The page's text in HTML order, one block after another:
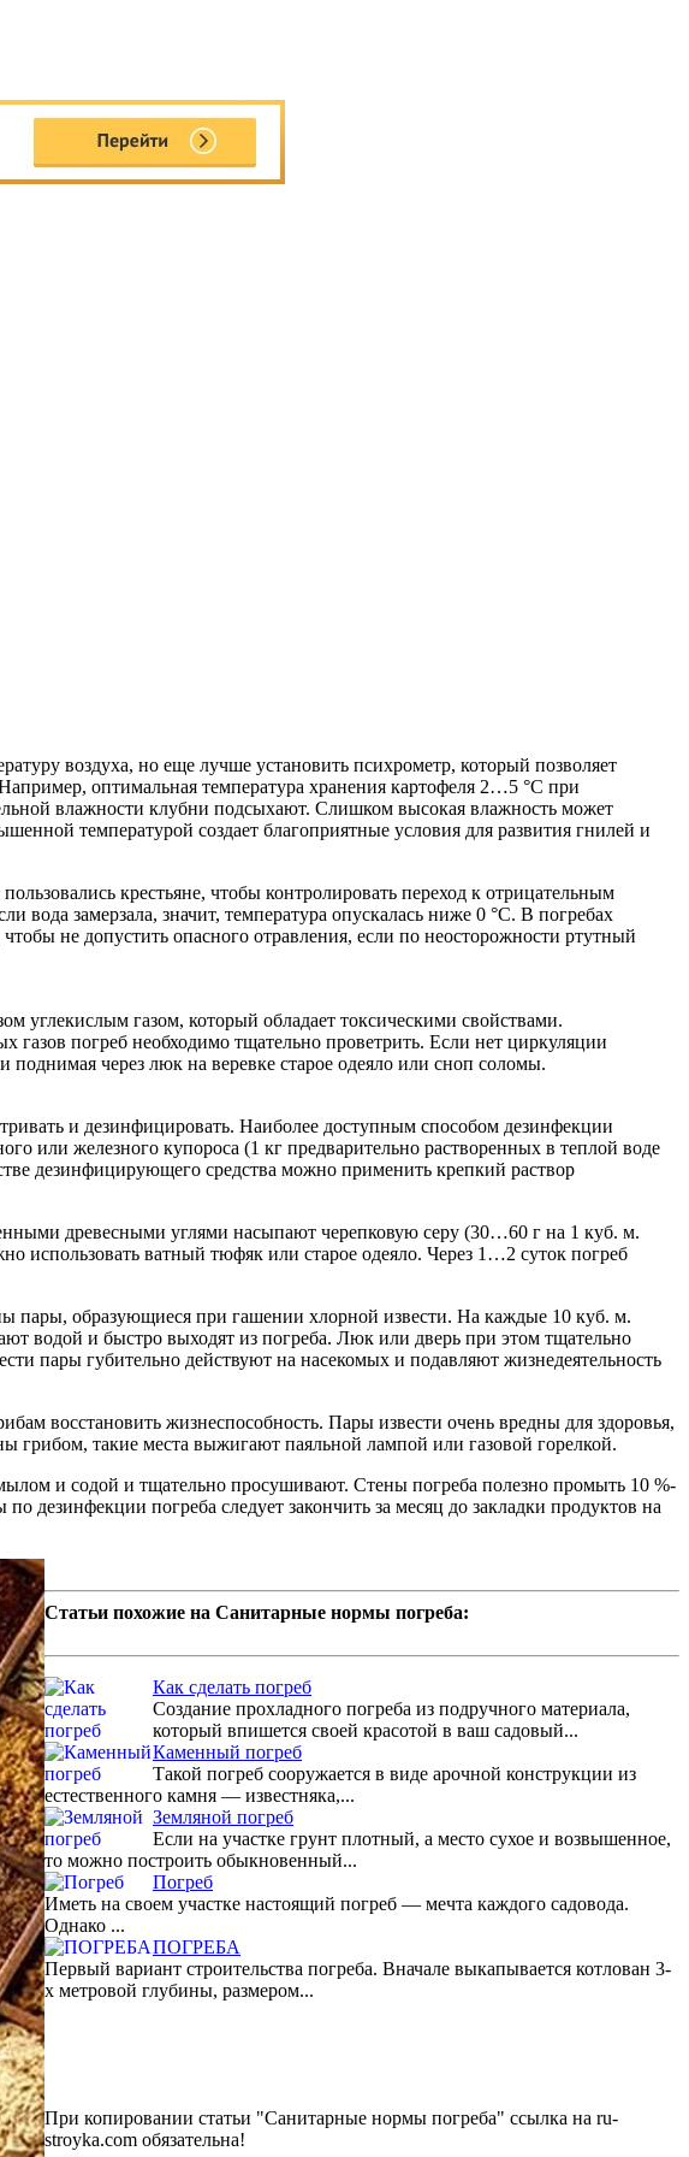
воздуха, но еще лучше установить психрометр, который позволяет
оптимальная температура хранения картофеля 2…5 °С при
влажности клубни подсыхают. Слишком высокая влажность может
температурой создает благоприятные условия для развития гнилей и
крестьяне, чтобы контролировать переход к отрицательным
вода замерзала, значит, температура опускалась ниже 0 °С. В погребах
не допустить опасного отравления, если по неосторожности ртутный
углекислым газом, который обладает токсическими свойствами.
газов погреб необходимо тщательно проветрить. Если нет циркуляции
поднимая через люк на веревке старое одеяло или сноп соломы.
и дезинфицировать. Наиболее доступным способом дезинфекции
или железного купороса (1 кг предварительно растворенных в теплой воде
дезинфицирующего средства можно применить крепкий раствор
древесными углями насыпают черепковую серу (30…60 г на 1 куб. м.
использовать ватный тюфяк или старое одеяло. Через 1…2 суток погреб
пары, образующиеся при гашении хлорной извести. На каждые 10 куб. м.
водой и быстро выходят из погреба. Люк или дверь при этом тщательно
пары губительно действуют на насекомых и подавляют жизнедеятельность
восстановить жизнеспособность. Пары извести очень вредны для здоровья,
грибом, такие места выжигают паяльной лампой или газовой горелкой.
и содой и тщательно просушивают. Стены погреба полезно промыть 10 %-
погреба следует закончить за месяц до закладки продуктов на
Статьи похожие на Санитарные нормы погреба:
Как сделать погреб
Создание прохладного погреба из подручного материала,
который впишется своей красотой в ваш садовый...
Каменный погреб
Такой погреб сооружается в виде арочной конструкции из
естественного камня — известняка,...
Земляной погреб
Если на участке грунт плотный, а место сухое и возвышенное,
то можно построить обыкновенный...
Погреб
Иметь на своем участке настоящий погреб — мечта каждого садовода.
Однако ...
ПОГРЕБА
Первый вариант строительства погреба. Вначале выкапывается котлован 3-
х метровой глубины, размером...
При копировании статьи "Санитарные нормы погреба" ссылка на ru-
stroyka.com обязательна!